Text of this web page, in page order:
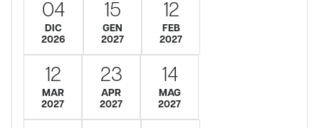
04
DIC
2026
15
GEN
2027
12
FEB
2027
12
MAR
2027
23
APR
2027
14
MAG
2027